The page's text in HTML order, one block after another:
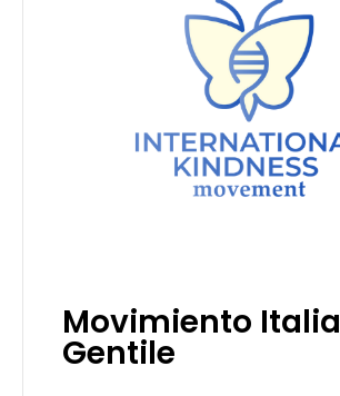
Movimiento Italia
Gentile